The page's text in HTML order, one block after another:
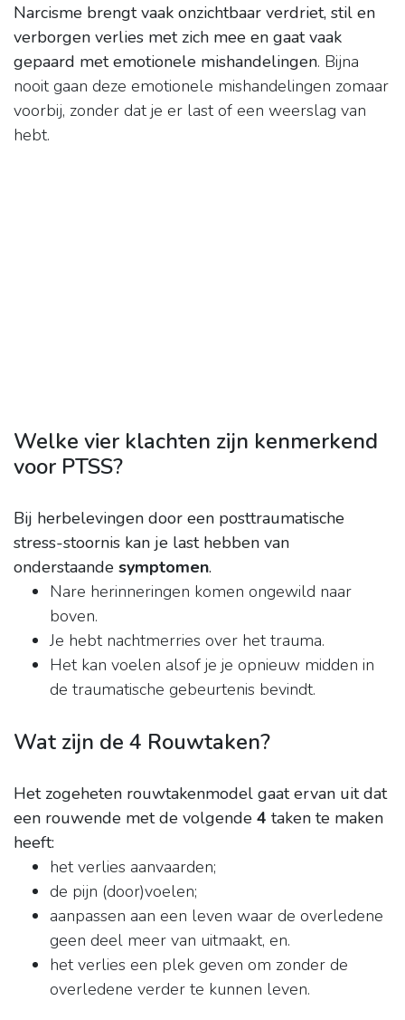
Narcisme brengt vaak onzichtbaar verdriet, stil en
verborgen verlies met zich mee en gaat vaak
gepaard met emotionele mishandelingen. Bijna
nooit gaan deze emotionele mishandelingen zomaar
voorbij, zonder dat je er last of een weerslag van
hebt.
Welke vier klachten zijn kenmerkend
voor PTSS?
Bij herbelevingen door een posttraumatische
stress-stoornis kan je last hebben van
onderstaande symptomen.
Nare herinneringen komen ongewild naar
boven.
Je hebt nachtmerries over het trauma.
Het kan voelen alsof je je opnieuw midden in
de traumatische gebeurtenis bevindt.
Wat zijn de 4 Rouwtaken?
Het zogeheten rouwtakenmodel gaat ervan uit dat
een rouwende met de volgende 4 taken te maken
heeft:
het verlies aanvaarden;
de pijn (door)voelen;
aanpassen aan een leven waar de overledene
geen deel meer van uitmaakt, en.
het verlies een plek geven om zonder de
overledene verder te kunnen leven.